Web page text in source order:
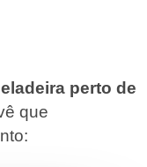
perto de
que